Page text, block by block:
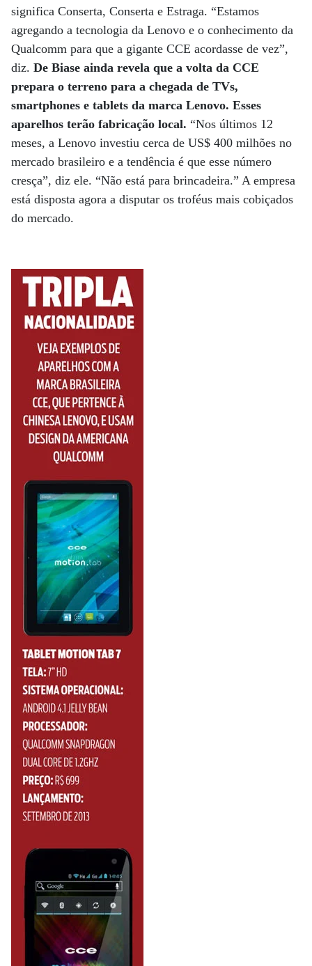
significa Conserta, Conserta e Estraga. “Estamos
agregando a tecnologia da Lenovo e o conhecimento da
Qualcomm para que a gigante CCE acordasse de vez”,
diz. De Biase ainda revela que a volta da CCE
prepara o terreno para a chegada de TVs,
smartphones e tablets da marca Lenovo. Esses
aparelhos terão fabricação local. “Nos últimos 12
meses, a Lenovo investiu cerca de US$ 400 milhões no
mercado brasileiro e a tendência é que esse número
cresça”, diz ele. “Não está para brincadeira.” A empresa
está disposta agora a disputar os troféus mais cobiçados
do mercado.